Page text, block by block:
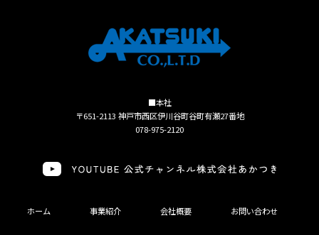
■本社
〒651-2113 神戸市西区伊川谷町谷町有瀬27番地
078-975-2120
ホーム 事業紹介 会社概要 お問い合わせ